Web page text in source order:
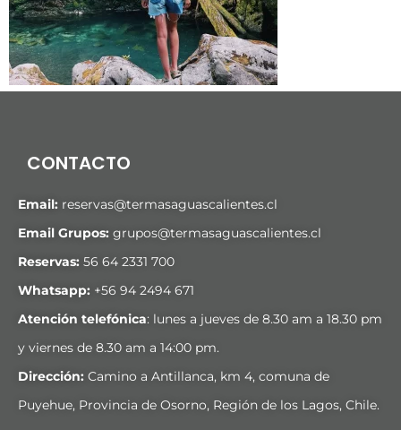
CONTACTO
Email: reservas@termasaguascalientes.cl
Email Grupos: grupos@termasaguascalientes.cl
Reservas: 56 64 2331 700
Whatsapp: +56 94 2494 671
Atención telefónica: lunes a jueves de 8.30 am a 18.30 pm
y viernes de 8.30 am a 14:00 pm.
Dirección: Camino a Antillanca, km 4, comuna de
Puyehue, Provincia de Osorno, Región de los Lagos, Chile.